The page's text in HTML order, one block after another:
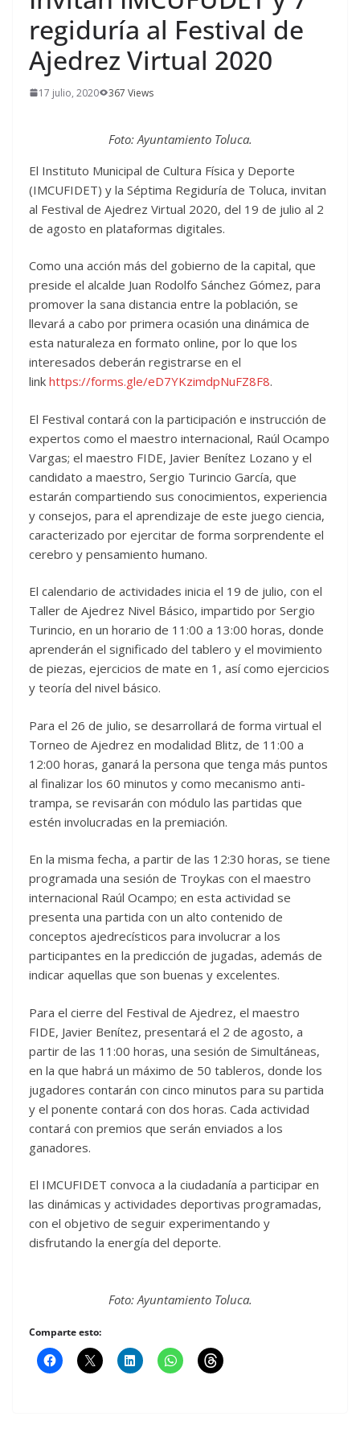
regiduría al Festival de
Ajedrez Virtual 2020
17 julio, 2020 367 Views
Foto: Ayuntamiento Toluca.
El Instituto Municipal de Cultura Física y Deporte
(IMCUFIDET) y la Séptima Regiduría de Toluca, invitan
al Festival de Ajedrez Virtual 2020, del 19 de julio al 2
de agosto en plataformas digitales.
Como una acción más del gobierno de la capital, que
preside el alcalde Juan Rodolfo Sánchez Gómez, para
promover la sana distancia entre la población, se
llevará a cabo por primera ocasión una dinámica de
esta naturaleza en formato online, por lo que los
interesados deberán registrarse en el
link https://forms.gle/eD7YKzimdpNuFZ8F8.
El Festival contará con la participación e instrucción de
expertos como el maestro internacional, Raúl Ocampo
Vargas; el maestro FIDE, Javier Benítez Lozano y el
candidato a maestro, Sergio Turincio García, que
estarán compartiendo sus conocimientos, experiencia
y consejos, para el aprendizaje de este juego ciencia,
caracterizado por ejercitar de forma sorprendente el
cerebro y pensamiento humano.
El calendario de actividades inicia el 19 de julio, con el
Taller de Ajedrez Nivel Básico, impartido por Sergio
Turincio, en un horario de 11:00 a 13:00 horas, donde
aprenderán el significado del tablero y el movimiento
de piezas, ejercicios de mate en 1, así como ejercicios
y teoría del nivel básico.
Para el 26 de julio, se desarrollará de forma virtual el
Torneo de Ajedrez en modalidad Blitz, de 11:00 a
12:00 horas, ganará la persona que tenga más puntos
al finalizar los 60 minutos y como mecanismo anti-
trampa, se revisarán con módulo las partidas que
estén involucradas en la premiación.
En la misma fecha, a partir de las 12:30 horas, se tiene
programada una sesión de Troykas con el maestro
internacional Raúl Ocampo; en esta actividad se
presenta una partida con un alto contenido de
conceptos ajedrecísticos para involucrar a los
participantes en la predicción de jugadas, además de
indicar aquellas que son buenas y excelentes.
Para el cierre del Festival de Ajedrez, el maestro
FIDE, Javier Benítez, presentará el 2 de agosto, a
partir de las 11:00 horas, una sesión de Simultáneas,
en la que habrá un máximo de 50 tableros, donde los
jugadores contarán con cinco minutos para su partida
y el ponente contará con dos horas. Cada actividad
contará con premios que serán enviados a los
ganadores.
El IMCUFIDET convoca a la ciudadanía a participar en
las dinámicas y actividades deportivas programadas,
con el objetivo de seguir experimentando y
disfrutando la energía del deporte.
Foto: Ayuntamiento Toluca.
Comparte esto: